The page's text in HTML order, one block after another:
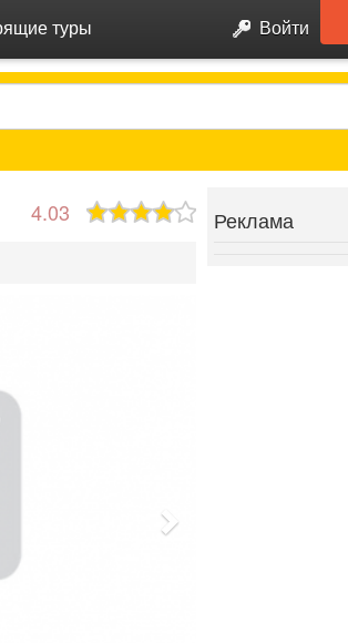
туры Войти
4.03 Реклама